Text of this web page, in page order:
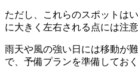
ただし、これらのスポットは
に大きく左右される点には注
雨天や風の強い日には移動が
で、予備プランを準備してお